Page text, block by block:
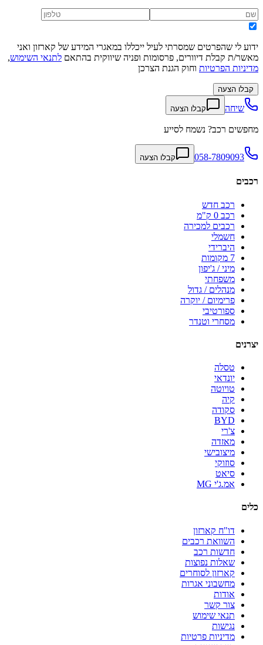
ידוע לי שהפרטים שמסרתי לעיל ייכללו במאגרי המידע של קארזון ואני
מאשר/ת קבלת דיוורים, פרסומות ופניה שיווקית בהתאם לתנאי השימוש,
מדיניות הפרטיות וחוק הגנת הצרכן
קבלו הצעה
שיחה קבלו הצעה
מחפשים רכב? נשמח לסייע
058-7809093 קבלו הצעה
רכבים
רכב חדש
רכב 0 ק"מ
רכבים למכירה
חשמלי
היברידי
7 מקומות
מיני / ג'יפון
משפחתי
מנהלים / גדול
פרימיום / יוקרה
ספורטיבי
מסחרי וטנדר
יצרנים
טסלה
יונדאי
טויוטה
קיה
סקודה
BYD
צ'רי
מאזדה
מיצובישי
סוזוקי
סיאט
אמ.ג'י MG
כלים
דו"ח קארזון
השוואת רכבים
חדשות רכב
שאלות נפוצות
קארזון לסוחרים
מחשבוני אגרות
אודות
צור קשר
תנאי שימוש
נגישות
מדיניות פרטיות